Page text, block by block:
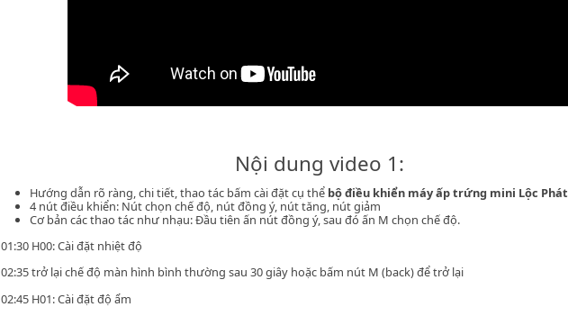
Nội dung video 1:
Hướng dẫn rõ ràng, chi tiết, thao tác bấm cài đặt cụ thể bộ điều khiển máy ấp trứng mini Lộc Phát
4 nút điều khiển: Nút chọn chế độ, nút đồng ý, nút tăng, nút giảm
Cơ bản các thao tác như nhạu: Đầu tiên ấn nút đồng ý, sau đó ấn M chọn chế độ.
01:30 H00: Cài đặt nhiệt độ
02:35 trở lại chế độ màn hình bình thường sau 30 giây hoặc bấm nút M (back) để trở lại
02:45 H01: Cài đặt độ ẩm